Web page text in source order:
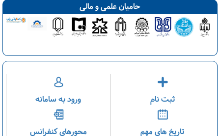
حامیان علمی و مالی
ثبت نام ورود به سامانه
تاریخ های مهم محورهای کنفرانس